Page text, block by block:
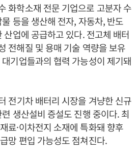
화학소재 전문 기업으로 고분자 수
등을 생산해 전자, 자동차, 반도
산업에 공급하고 있다. 전고체 배터
전해질 및 용매 기술 역량을 보유
기업들과의 협력 가능성이 제기돼
전기차 배터리 시장을 겨냥한 신규
생산설비 증설도 진행 중이다. 최
료·이차전지 소재에 특화돼 향후
망 편입 가능성도 점쳐진다.